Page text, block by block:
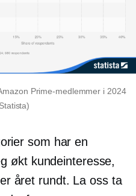
Prime-medlemmer i 2024
som har en
økt kundeinteresse,
året rundt. La oss ta